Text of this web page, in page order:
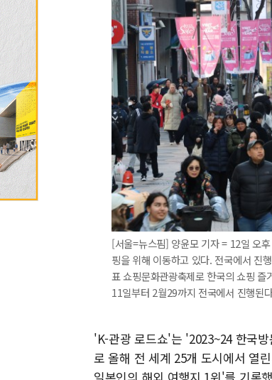
[서울=뉴스핌] 양윤모 기자 = 12일 오
핑을 위해 이동하고 있다. 전국에서 진
표 쇼핑문화관광축제로 한국의 쇼핑 즐
11일부터 2월29까지 전국에서 진행
'K-관광 로드쇼'는 '2023~24 한국
로 올해 전 세계 25개 도시에서 열